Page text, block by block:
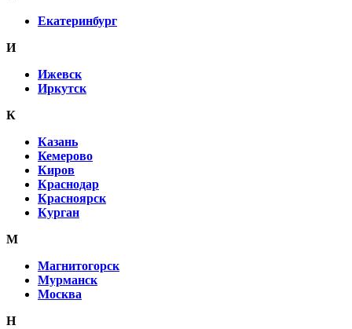
Екатеринбург
И
Ижевск
Иркутск
К
Казань
Кемерово
Киров
Краснодар
Красноярск
Курган
М
Магнитогорск
Мурманск
Москва
Н